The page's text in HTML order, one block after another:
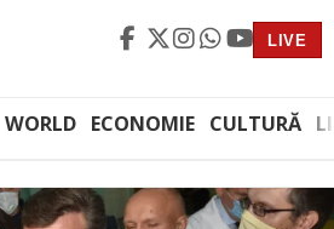
LIVE
WORLD ECONOMIE CULTURĂ